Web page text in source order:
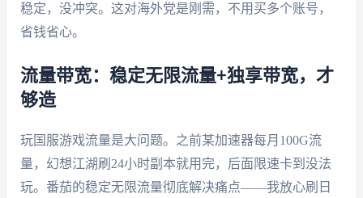
稳定，没冲突。这对海外党是刚需，不用买多个账号，
省钱省心。
流量带宽：稳定无限流量+独享带宽，才
够造
玩国服游戏流量是大问题。之前某加速器每月100G流
量，幻想江湖刷24小时副本就用完，后面限速卡到没法
玩。番茄的稳定无限流量彻底解决痛点——我放心刷日